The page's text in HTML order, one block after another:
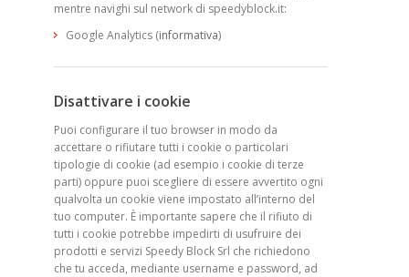
mentre navighi sul network di speedyblock.it:
Google Analytics (informativa)
Disattivare i cookie
Puoi configurare il tuo browser in modo da
accettare o rifiutare tutti i cookie o particolari
tipologie di cookie (ad esempio i cookie di terze
parti) oppure puoi scegliere di essere avvertito ogni
qualvolta un cookie viene impostato all’interno del
tuo computer. È importante sapere che il rifiuto di
tutti i cookie potrebbe impedirti di usufruire dei
prodotti e servizi Speedy Block Srl che richiedono
che tu acceda, mediante username e password, ad